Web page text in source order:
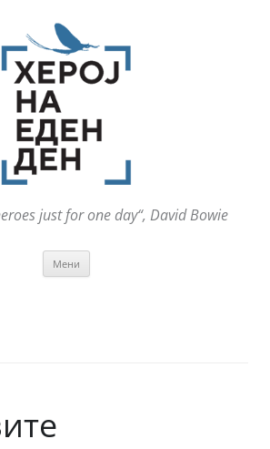
just for one day“, David Bowie
Мени